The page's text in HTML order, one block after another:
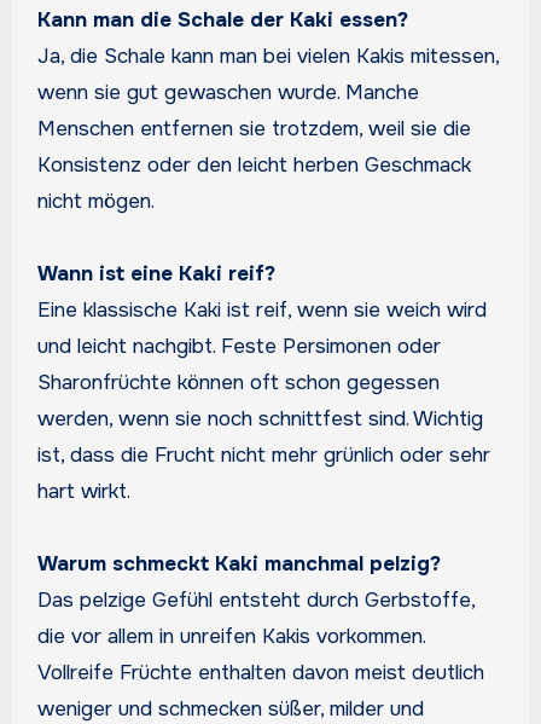
Kann man die Schale der Kaki essen?
Ja, die Schale kann man bei vielen Kakis mitessen,
wenn sie gut gewaschen wurde. Manche
Menschen entfernen sie trotzdem, weil sie die
Konsistenz oder den leicht herben Geschmack
nicht mögen.
Wann ist eine Kaki reif?
Eine klassische Kaki ist reif, wenn sie weich wird
und leicht nachgibt. Feste Persimonen oder
Sharonfrüchte können oft schon gegessen
werden, wenn sie noch schnittfest sind. Wichtig
ist, dass die Frucht nicht mehr grünlich oder sehr
hart wirkt.
Warum schmeckt Kaki manchmal pelzig?
Das pelzige Gefühl entsteht durch Gerbstoffe,
die vor allem in unreifen Kakis vorkommen.
Vollreife Früchte enthalten davon meist deutlich
weniger und schmecken süßer, milder und